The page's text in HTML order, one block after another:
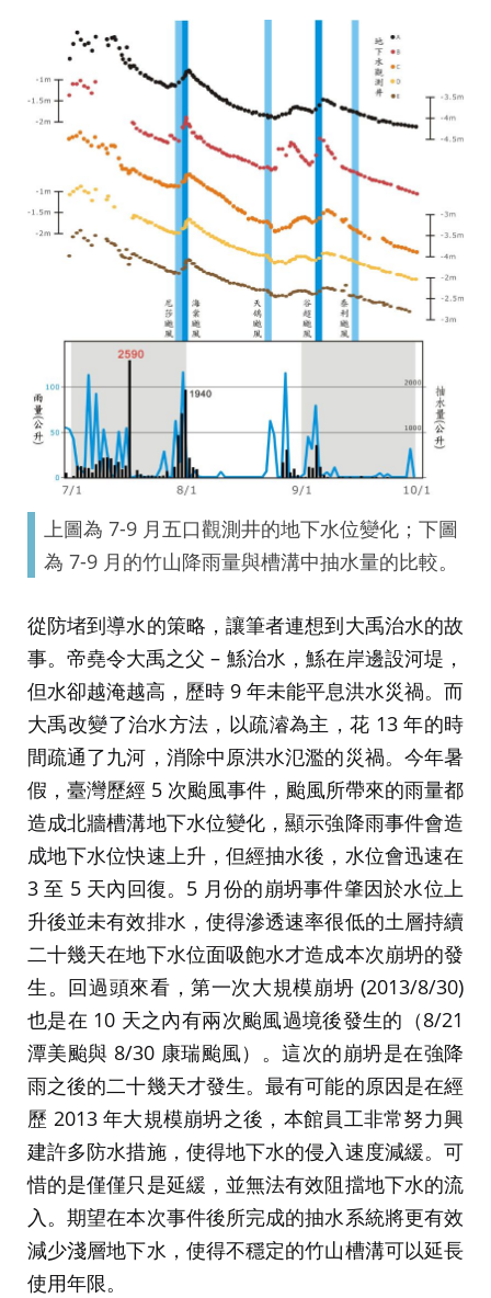
上圖為 7-9 月五口觀測井的地下水位變化；下圖
為 7-9 月的竹山降雨量與槽溝中抽水量的比較。
從防堵到導水的策略，讓筆者連想到大禹治水的故
事。帝堯令大禹之父 – 鯀治水，鯀在岸邊設河堤，
但水卻越淹越高，歷時 9 年未能平息洪水災禍。而
大禹改變了治水方法，以疏濬為主，花 13 年的時
間疏通了九河，消除中原洪水氾濫的災禍。今年暑
假，臺灣歷經 5 次颱風事件，颱風所帶來的雨量都
造成北牆槽溝地下水位變化，顯示強降雨事件會造
成地下水位快速上升，但經抽水後，水位會迅速在
3 至 5 天內回復。5 月份的崩坍事件肇因於水位上
升後並未有效排水，使得滲透速率很低的土層持續
二十幾天在地下水位面吸飽水才造成本次崩坍的發
生。回過頭來看，第一次大規模崩坍 (2013/8/30)
也是在 10 天之內有兩次颱風過境後發生的（8/21
潭美颱與 8/30 康瑞颱風）。這次的崩坍是在強降
雨之後的二十幾天才發生。最有可能的原因是在經
歷 2013 年大規模崩坍之後，本館員工非常努力興
建許多防水措施，使得地下水的侵入速度減緩。可
惜的是僅僅只是延緩，並無法有效阻擋地下水的流
入。期望在本次事件後所完成的抽水系統將更有效
減少淺層地下水，使得不穩定的竹山槽溝可以延長
使用年限。